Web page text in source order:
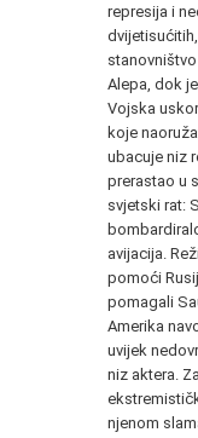
represija i
Alepa, dok
Vojska
koje
ubacuje niz
prerastao u
svjetski rat:
avijacija.
pomoći
pomagali
Amerika
uvijek
niz aktera.
njenom